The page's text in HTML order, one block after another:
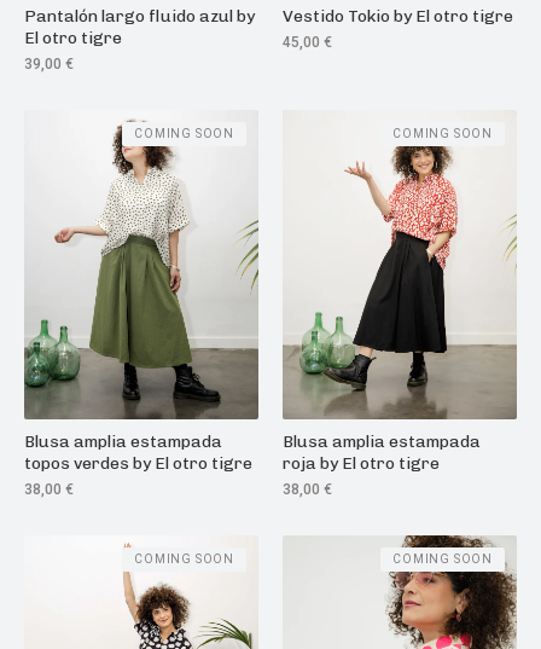
Pantalón largo fluido azul by
El otro tigre
39,00 €
Vestido Tokio by El otro tigre
45,00 €
Blusa amplia estampada
topos verdes by El otro tigre
38,00 €
COMING SOON
Blusa amplia estampada
roja by El otro tigre
38,00 €
COMING SOON
COMING SOON COMING SOON